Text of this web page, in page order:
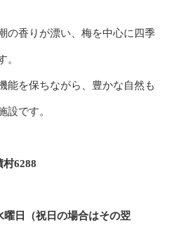
の香りが漂い、梅を中心に四季
。
能を保ちながら、豊かな自然も
設です。
6288
日（祝日の場合はその翌